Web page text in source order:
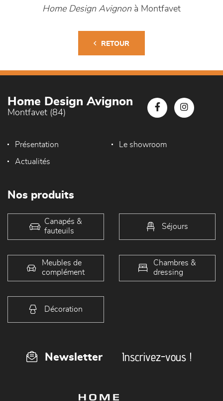
Home Design Avignonà Montfavet
RETOUR
Home Design Avignon
Montfavet (84)
Présentation Le showroom
Actualités
Nos produits
Canapés &
fauteuils
Séjours
Meubles de
complément
Chambres &
dressing
Décoration
Newsletter Inscrivez-vous !